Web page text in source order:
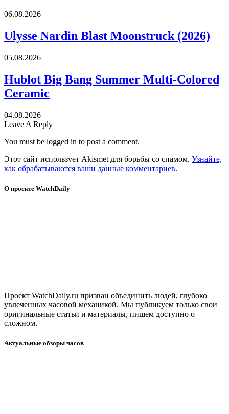
06.08.2026
Ulysse Nardin Blast Moonstruck (2026)
05.08.2026
Hublot Big Bang Summer Multi-Colored
Ceramic
04.08.2026
Leave A Reply
You must be logged in to post a comment.
Этот сайт использует Akismet для борьбы со спамом. Узнайте,
как обрабатываются ваши данные комментариев.
О проекте WatchDaily
Проект WatchDaily.ru призван объединить людей, глубоко
увлеченных часовой механикой. Мы публикуем только свои
оригинальные статьи и материалы, пишем доступно о
сложном.
Актуальные обзоры часов